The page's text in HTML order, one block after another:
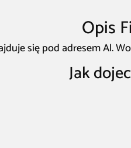
Opis
się pod adresem Al.
Jak